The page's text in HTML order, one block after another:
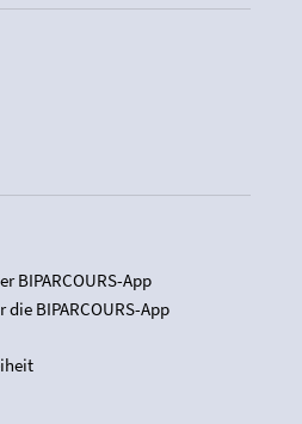
BIPARCOURS-App
BIPARCOURS-App